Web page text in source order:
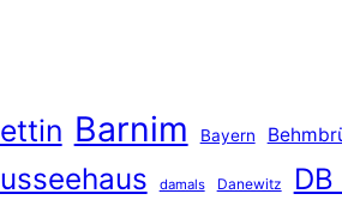
Barnim Bayern
damals Danewitz DB